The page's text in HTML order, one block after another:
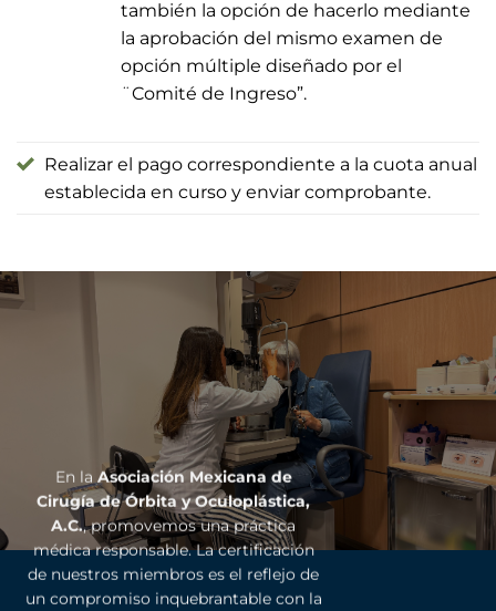
también la opción de hacerlo mediante
la aprobación del mismo examen de
opción múltiple diseñado por el
¨Comité de Ingreso”.
Realizar el pago correspondiente a la cuota anual
establecida en curso y enviar comprobante.
En la Asociación Mexicana de
Cirugía de Órbita y Oculoplástica,
A.C., promovemos una práctica
médica responsable. La certificación
de nuestros miembros es el reflejo de
un compromiso inquebrantable con la